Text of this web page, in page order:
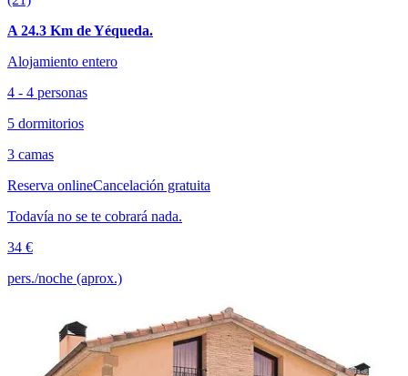
A 24.3 Km de Yéqueda.
Alojamiento entero
4 - 4 personas
5 dormitorios
3 camas
Reserva onlineCancelación gratuita
Todavía no se te cobrará nada.
34 €
pers./noche (aprox.)